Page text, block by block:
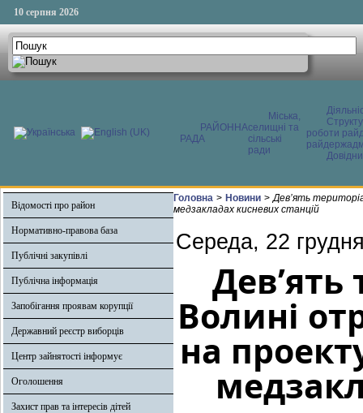
10 серпня 2026
РАЙОННА
РАДА
Міська,
селищні та
сільські
ради
роботи
Відомості про район
Нормативно-правова база
Публічні закупівлі
Публічна інформація
Запобігання проявам корупції
Державний реєстр виборців
Центр зайнятості інформує
Оголошення
Захист прав та інтересів дітей
Головна > Новини > Дев’ять
медзакладах кисневих станцій
Середа, 22
Волині
на